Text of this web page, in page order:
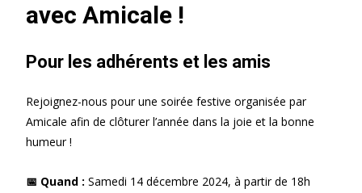
avec Amicale !
Pour les adhérents et les amis
Rejoignez-nous pour une soirée festive organisée par
Amicale afin de clôturer l’année dans la joie et la bonne
humeur !
📅 Quand : Samedi 14 décembre 2024, à partir de 18h